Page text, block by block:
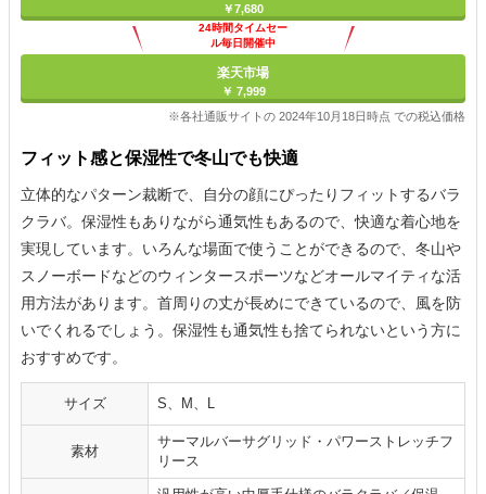
￥7,680
24時間タイムセー
ル毎日開催中
楽天市場
￥ 7,999
※各社通販サイトの 2024年10月18日時点 での税込価格
フィット感と保湿性で冬山でも快適
立体的なパターン裁断で、自分の顔にぴったりフィットするバラ
クラバ。保湿性もありながら通気性もあるので、快適な着心地を
実現しています。いろんな場面で使うことができるので、冬山や
スノーボードなどのウィンタースポーツなどオールマイティな活
用方法があります。首周りの丈が長めにできているので、風を防
いでくれるでしょう。保湿性も通気性も捨てられないという方に
おすすめです。
サイズ S、M、L
素材
サーマルバーサグリッド・パワーストレッチフ
リース